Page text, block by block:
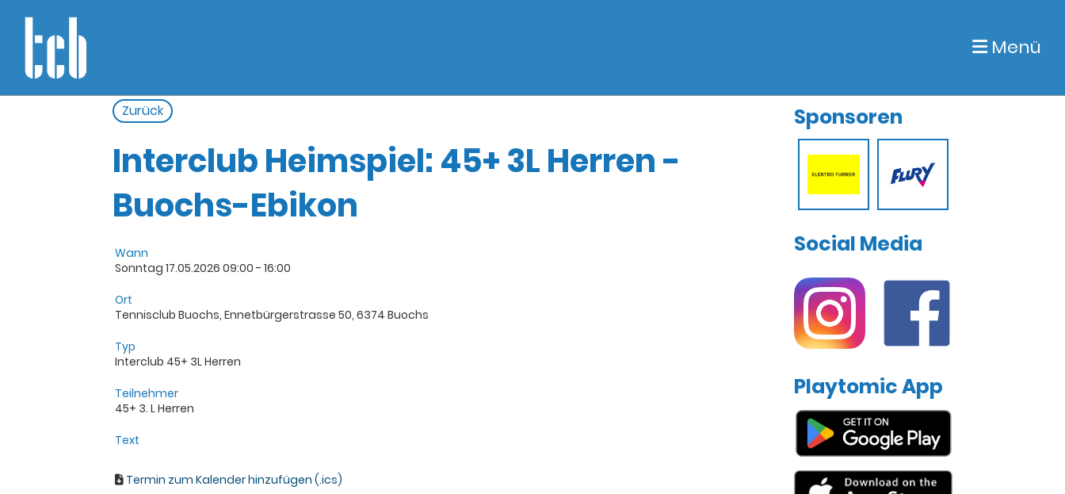
Menü
Zurück
Interclub Heimspiel: 45+ 3L Herren -
Buochs-Ebikon
Wann
Sonntag 17.05.2026 09:00 - 16:00
Ort
Tennisclub Buochs, Ennetbürgerstrasse 50, 6374 Buochs
Typ
Interclub 45+ 3L Herren
Teilnehmer
45+ 3. L Herren
Text
Termin zum Kalender hinzufügen (.ics)
Sponsoren
Social Media
Playtomic App